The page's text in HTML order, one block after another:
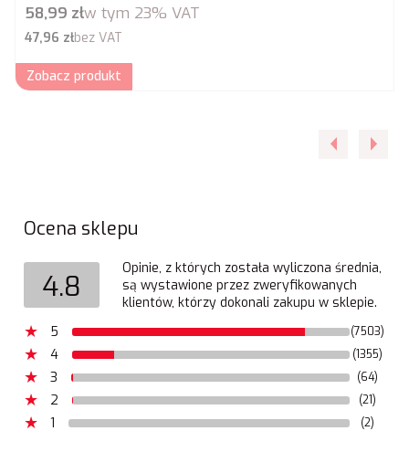
Cena brutto
58,99 złw tym 23% VAT
Cena netto
47,96 złbez VAT
Zobacz produkt
Ocena sklepu
4.8
Opinie, z których została wyliczona średnia,
są wystawione przez zweryfikowanych
klientów, którzy dokonali zakupu w sklepie.
5
(7503)
4 (1355)
3 (64)
2 (21)
1 (2)